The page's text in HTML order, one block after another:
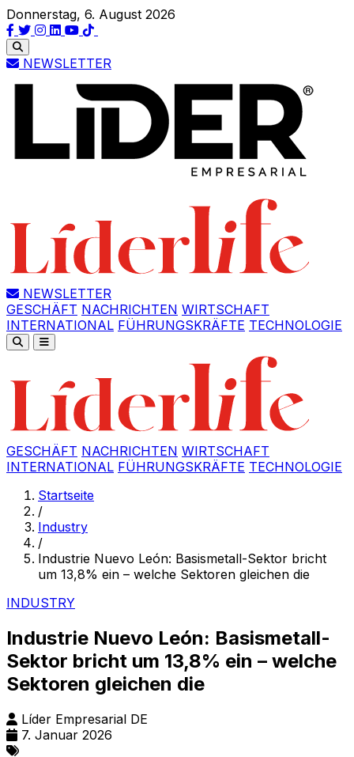
Donnerstag, 6. August 2026
NEWSLETTER
NEWSLETTER
GESCHÄFT NACHRICHTEN WIRTSCHAFT
INTERNATIONAL FÜHRUNGSKRÄFTE TECHNOLOGIE
GESCHÄFT NACHRICHTEN WIRTSCHAFT
INTERNATIONAL FÜHRUNGSKRÄFTE TECHNOLOGIE
Startseite
/
Industry
/
Industrie Nuevo León: Basismetall-Sektor bricht
um 13,8% ein – welche Sektoren gleichen die
INDUSTRY
Industrie Nuevo León: Basismetall-
Sektor bricht um 13,8% ein – welche
Sektoren gleichen die
Líder Empresarial DE
7. Januar 2026